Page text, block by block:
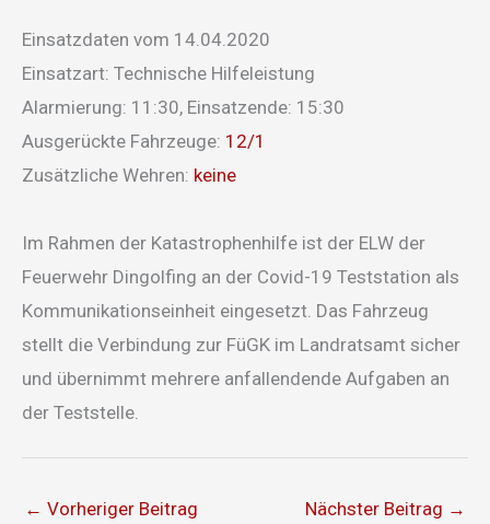
Einsatzdaten vom 14.04.2020
Einsatzart: Technische Hilfeleistung
Alarmierung: 11:30, Einsatzende: 15:30
Ausgerückte Fahrzeuge: 12/1
Zusätzliche Wehren: keine
Im Rahmen der Katastrophenhilfe ist der ELW der
Feuerwehr Dingolfing an der Covid-19 Teststation als
Kommunikationseinheit eingesetzt. Das Fahrzeug
stellt die Verbindung zur FüGK im Landratsamt sicher
und übernimmt mehrere anfallendende Aufgaben an
der Teststelle.
← Vorheriger Beitrag Nächster Beitrag →